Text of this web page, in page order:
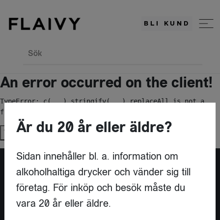
BLI KUND
Sök
An error occurred on the client!
TypeError: c(...).stringify(...).replaceAll is not a
function
Try again
Är du leverantör?
Är du 20 år eller äldre?
Sidan innehåller bl. a. information om
alkoholhaltiga drycker och vänder sig till
företag. För inköp och besök måste du
vara 20 år eller äldre.